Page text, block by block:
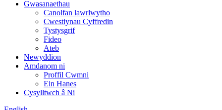
Gwasanaethau
Canolfan lawrlwytho
Cwestiynau Cyffredin
Tystysgrif
Fideo
Ateb
Newyddion
Amdanom ni
Proffil Cwmni
Ein Hanes
Cysylltwch â Ni